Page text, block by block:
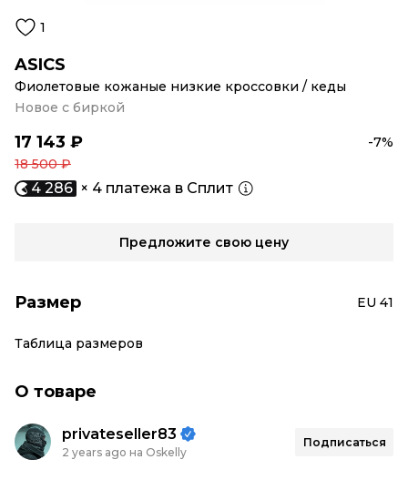
1
ASICS
Фиолетовые кожаные низкие кроссовки / кеды
Новое с биркой
17 143 ₽
-7%
18 500 ₽
4 286 × 4 платежа в Сплит
Предложите свою цену
Размер EU 41
Таблица размеров
О товаре
privateseller83
2 years ago на Oskelly
Подписаться